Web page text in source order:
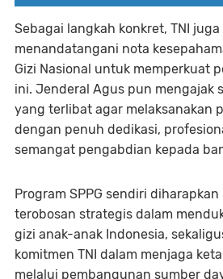
Sebagai langkah konkret, TNI
menandatangani nota
Gizi Nasional untuk memperkuat
ini. Jenderal Agus pun mengajak
yang terlibat agar melaksanakan
dengan penuh dedikasi,
semangat pengabdian kepada
Program SPPG sendiri
terobosan strategis dalam
gizi anak-anak Indonesia,
komitmen TNI dalam menjaga
melalui pembangunan sumber